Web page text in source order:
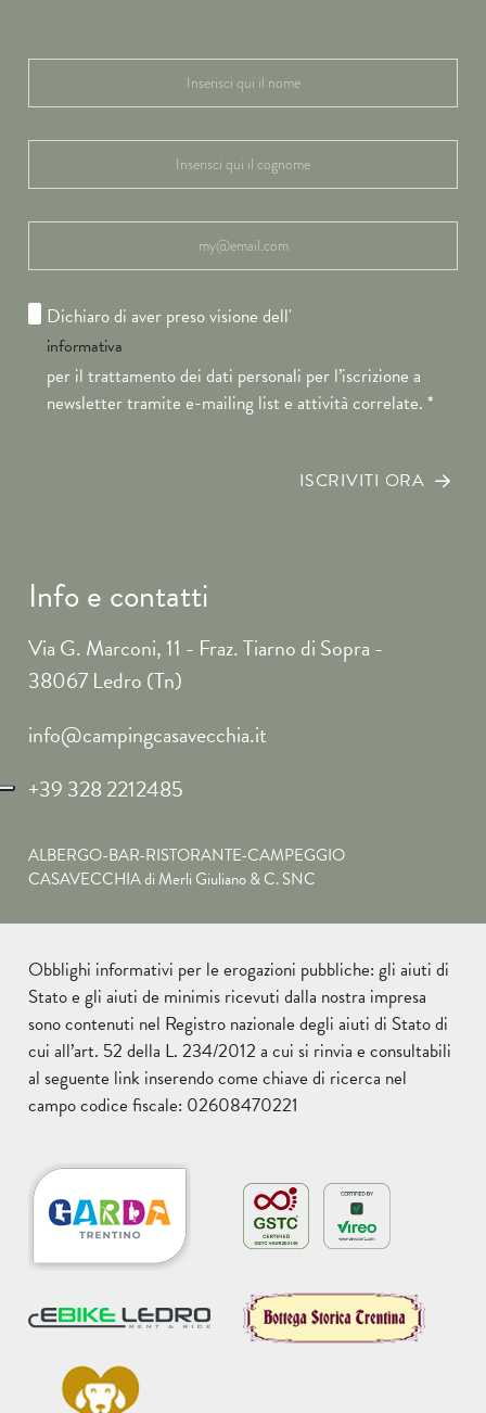
Dichiaro di aver preso visione dell'
informativa
per il trattamento dei dati personali per l’iscrizione a
newsletter tramite e-mailing list e attività correlate. *
ISCRIVITI ORA
Info e contatti
Via G. Marconi, 11 - Fraz. Tiarno di Sopra -
38067 Ledro (Tn)
info@campingcasavecchia.it
+39 328 2212485
ALBERGO-BAR-RISTORANTE-CAMPEGGIO
CASAVECCHIA di Merli Giuliano & C. SNC
Obblighi informativi per le erogazioni pubbliche: gli aiuti di
Stato e gli aiuti de minimis ricevuti dalla nostra impresa
sono contenuti nel Registro nazionale degli aiuti di Stato di
cui all’art. 52 della L. 234/2012 a cui si rinvia e consultabili
al seguente link inserendo come chiave di ricerca nel
campo codice fiscale: 02608470221